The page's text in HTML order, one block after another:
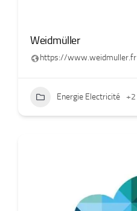
Weidmüller
https://www.weidmuller.fr
Energie Electricité +2